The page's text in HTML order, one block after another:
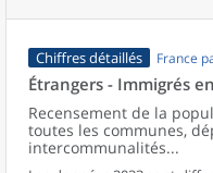
Chiffres détaillés France
Étrangers - Immigrés
Recensement de la
toutes les communes,
intercommunalités...